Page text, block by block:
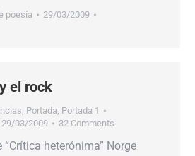
poesía
29/03/2009
el rock
, Portada, Portada 1
29/03/2009 32 Comments
“Crítica heterónima” Norge